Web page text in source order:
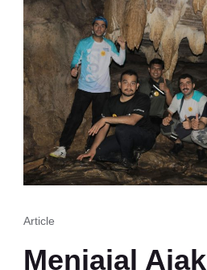
Article
Menjajal Ajak